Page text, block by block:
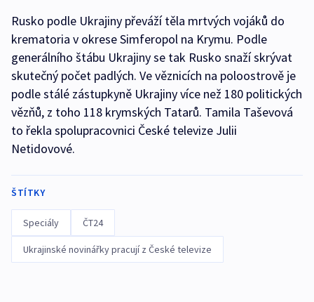
Rusko podle Ukrajiny převáží těla mrtvých vojáků do
krematoria v okrese Simferopol na Krymu. Podle
generálního štábu Ukrajiny se tak Rusko snaží skrývat
skutečný počet padlých. Ve věznicích na poloostrově je
podle stálé zástupkyně Ukrajiny více než 180 politických
vězňů, z toho 118 krymských Tatarů. Tamila Taševová
to řekla spolupracovnici České televize Julii
Netidovové.
ŠTÍTKY
Speciály ČT24
Ukrajinské novinářky pracují z České televize